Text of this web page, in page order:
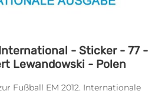
- Sticker - 77 -
Lewandowski - Polen
Fußball EM 2012. Internationale